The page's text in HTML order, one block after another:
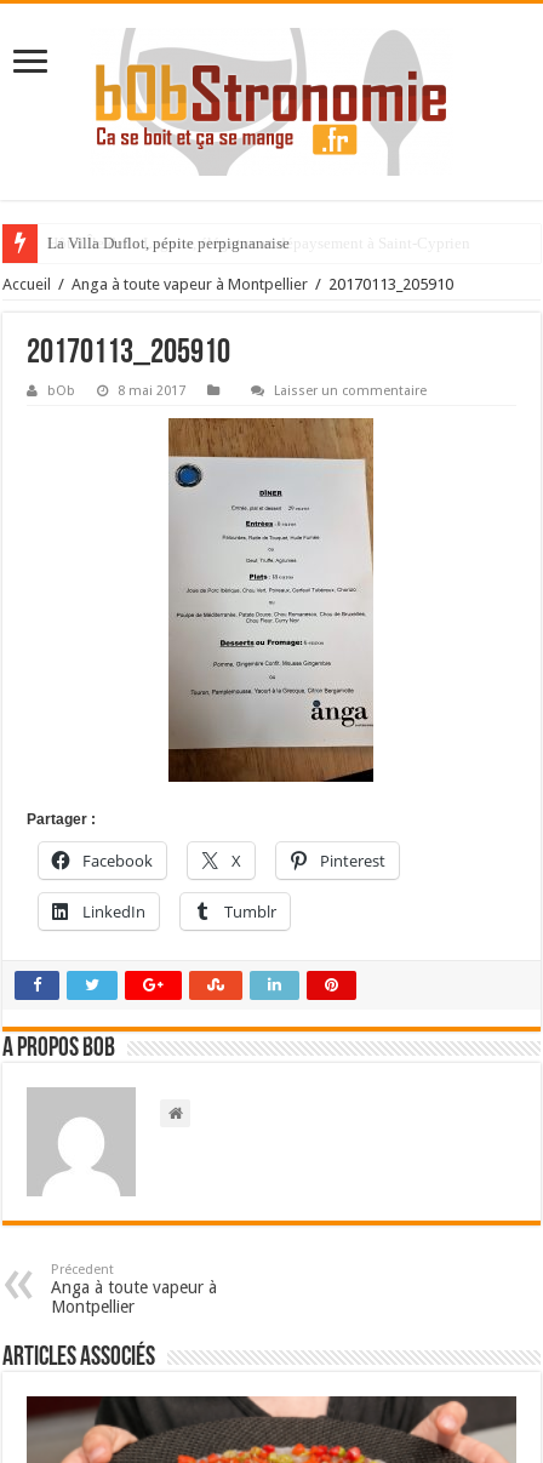
La Villa Duflot, pépite perpignanaise
Accueil / Anga à toute vapeur à Montpellier / 20170113_205910
20170113_205910
bOb 8 mai 2017 Laisser un commentaire
Partager :
Facebook X Pinterest
LinkedIn Tumblr
A propos bOb
Précedent
Anga à toute vapeur à
Montpellier
Articles associés